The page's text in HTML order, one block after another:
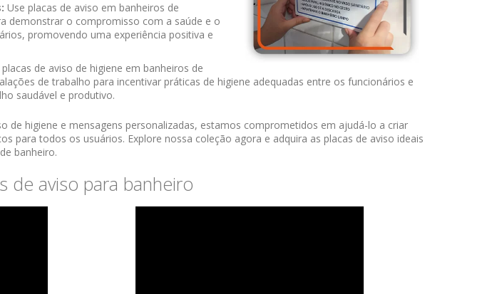
Use placas de aviso em banheiros de
demonstrar o compromisso com a saúde e o
promovendo uma experiência positiva e
de aviso de higiene em banheiros de
de trabalho para incentivar práticas de higiene adequadas entre os funcionários e
saudável e produtivo.
de higiene e mensagens personalizadas, estamos comprometidos em ajudá-lo a criar
para todos os usuários. Explore nossa coleção agora e adquira as placas de aviso ideais
banheiro.
de aviso para banheiro